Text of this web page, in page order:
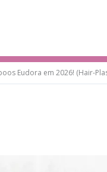
Eudora em 2026! (Hair-